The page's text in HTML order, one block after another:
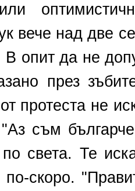
вече над две
В опит да не
през
протеста не
"Аз съм
света. Те
скоро.